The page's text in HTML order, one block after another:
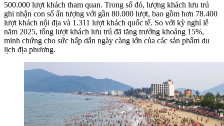
500.000 lượt khách tham quan. Trong số đó, lượng khách lưu trú
ghi nhận con số ấn tượng với gần 80.000 lượt, bao gồm hơn 78.400
lượt khách nội địa và 1.311 lượt khách quốc tế. So với kỳ nghỉ lễ
năm 2025, tổng lượt khách lưu trú đã tăng trưởng khoảng 15%,
minh chứng cho sức hấp dẫn ngày càng lớn của các sản phẩm du
lịch địa phương.